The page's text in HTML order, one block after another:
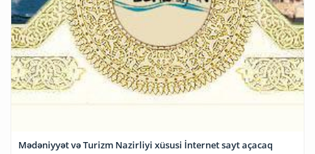
Mədəniyyət və Turizm Nazirliyi xüsusi İnternet sayt açacaq